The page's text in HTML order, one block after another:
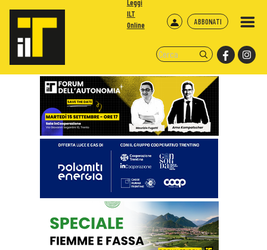
ABBONATI
Leggi
ILT
Online